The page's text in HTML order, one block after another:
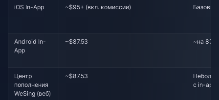
iOS In-App ~$95+ (вкл. комиссии)
Android In-
App
~$87.53 ~на 8%
Центр
пополнения
WeSing (веб)
~$87.53
с in-app